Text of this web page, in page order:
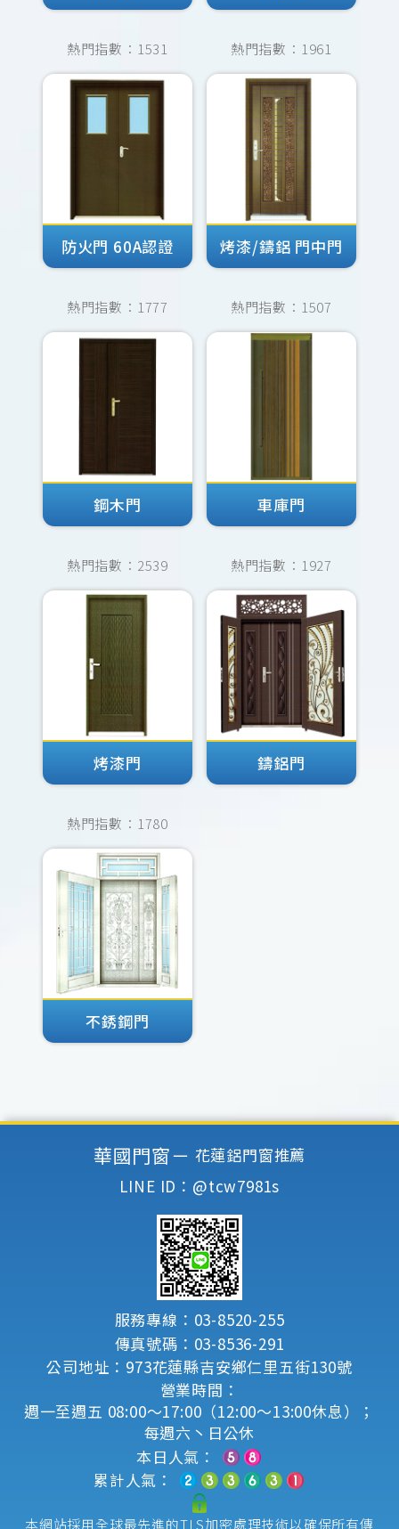
熱門指數：1531
防火門 60A認證
熱門指數：1961
烤漆/鑄鋁 門中門
熱門指數：1777
鋼木門
熱門指數：1507
車庫門
熱門指數：2539
烤漆門
熱門指數：1927
鑄鋁門
熱門指數：1780
不銹鋼門
華國門窗－ 花蓮鋁門窗推薦
LINE ID：@tcw7981s
服務專線：03-8520-255
傳真號碼：03-8536-291
公司地址：973花蓮縣吉安鄉仁里五街130號
營業時間：
週一至週五 08:00～17:00（12:00～13:00休息）；
每週六丶日公休
本日人氣：
累計人氣：
本網站採用全球最先進的TLS加密處理技術以確保所有傳